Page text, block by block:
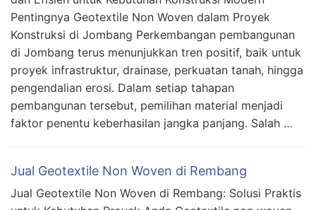
Pentingnya Geotextile Non Woven dalam Proyek
Konstruksi di Jombang Perkembangan pembangunan
di Jombang terus menunjukkan tren positif, baik untuk
proyek infrastruktur, drainase, perkuatan tanah, hingga
pengendalian erosi. Dalam setiap tahapan
pembangunan tersebut, pemilihan material menjadi
faktor penentu keberhasilan jangka panjang. Salah …
Jual Geotextile Non Woven di Rembang
Jual Geotextile Non Woven di Rembang: Solusi Praktis